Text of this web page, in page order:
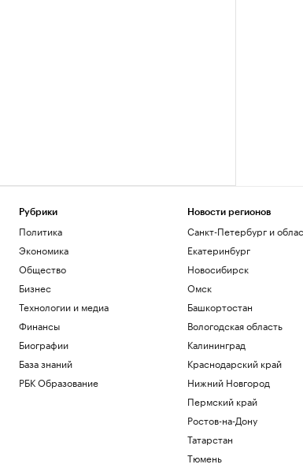
Рубрики
Политика
Экономика
Общество
Бизнес
Технологии и медиа
Финансы
Биографии
База знаний
РБК Образование
Новости регионов
Санкт-Петербург и
Екатеринбург
Новосибирск
Омск
Башкортостан
Вологодская область
Калининград
Краснодарский край
Нижний Новгород
Пермский край
Ростов-на-Дону
Татарстан
Тюмень